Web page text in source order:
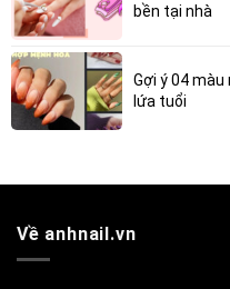
bền tại nhà
Gợi ý 04
lứa tuổi
Về anhnail.vn